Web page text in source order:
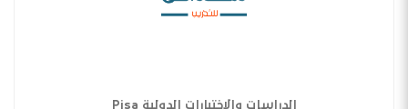
الدراسات والاختبارات الدولية Pisa